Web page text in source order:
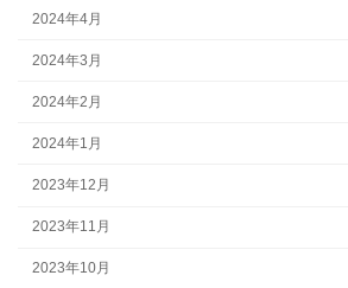
2024年4月
2024年3月
2024年2月
2024年1月
2023年12月
2023年11月
2023年10月